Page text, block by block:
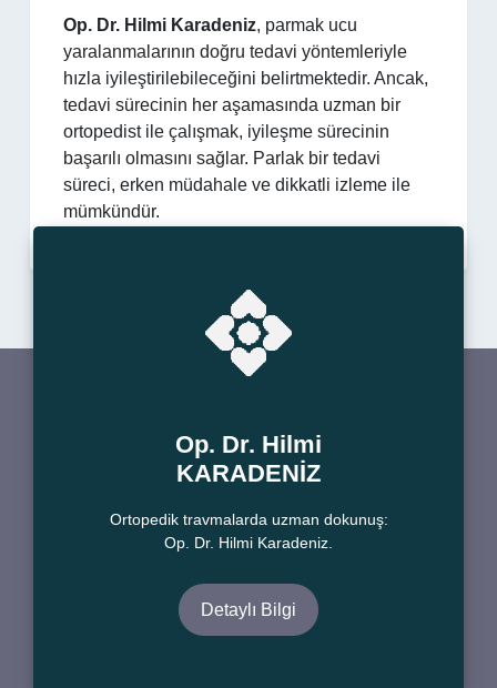
Op. Dr. Hilmi Karadeniz, parmak ucu
yaralanmalarının doğru tedavi yöntemleriyle
hızla iyileştirilebileceğini belirtmektedir. Ancak,
tedavi sürecinin her aşamasında uzman bir
ortopedist ile çalışmak, iyileşme sürecinin
başarılı olmasını sağlar. Parlak bir tedavi
süreci, erken müdahale ve dikkatli izleme ile
mümkündür.
Op. Dr. Hilmi
KARADENİZ
Ortopedik travmalarda uzman dokunuş:
Op. Dr. Hilmi Karadeniz.
Detaylı Bilgi